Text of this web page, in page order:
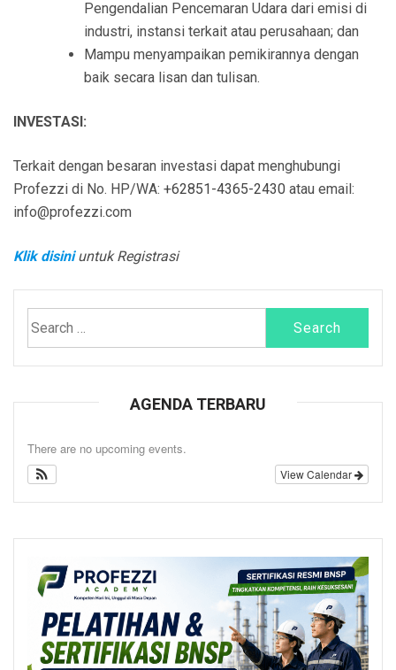
Pengendalian Pencemaran Udara dari emisi di
industri, instansi terkait atau perusahaan; dan
Mampu menyampaikan pemikirannya dengan
baik secara lisan dan tulisan.
INVESTASI:
Terkait dengan besaran investasi dapat menghubungi
Profezzi di No. HP/WA: +62851-4365-2430 atau email:
info@profezzi.com
Klik disini untuk Registrasi
Search
AGENDA TERBARU
There are no upcoming events.
View Calendar